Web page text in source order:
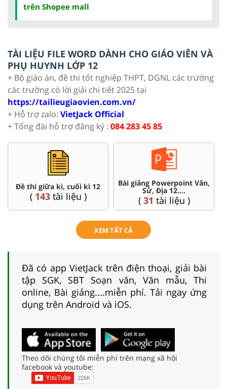
trên Shopee mall
TÀI LIỆU FILE WORD DÀNH CHO GIÁO VIÊN VÀ
PHỤ HUYNH LỚP 12
+ Bộ giáo án, đề thi tốt nghiệp THPT, DGNL các trường
các trường có lời giải chi tiết 2025 tại
https://tailieugiaovien.com.vn/
+ Hỗ trợ zalo: VietJack Official
+ Tổng đài hỗ trợ đăng ký : 084 283 45 85
Đề thi giữa kì, cuối kì 12
( 143tài liệu )
Bài giảng Powerpoint Văn,
Sử, Địa 12....
( 31 tài liệu )
XEM TẤT CẢ
Đã có app VietJack trên điện thoại, giải bài
tập SGK, SBT Soạn văn, Văn mẫu, Thi
online, Bài giảng....miễn phí. Tải ngay ứng
dụng trên Android và iOS.
Theo dõi chúng tôi miễn phí trên mạng xã hội
facebook và youtube: